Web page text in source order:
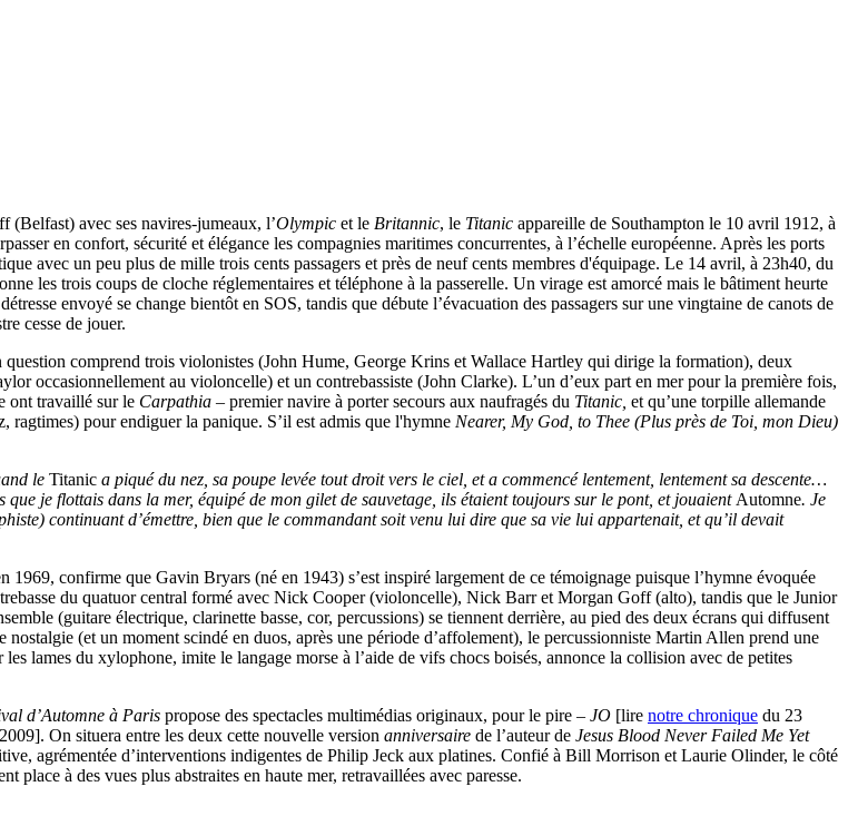
(Belfast) avec ses navires-jumeaux, l’Olympic et le Britannic, le Titanic appareille de Southampton le 10 avril 1912, à
en confort, sécurité et élégance les compagnies maritimes concurrentes, à l’échelle européenne. Après les ports
avec un peu plus de mille trois cents passagers et près de neuf cents membres d'équipage. Le 14 avril, à 23h40, du
les trois coups de cloche réglementaires et téléphone à la passerelle. Un virage est amorcé mais le bâtiment heurte
envoyé se change bientôt en SOS, tandis que débute l’évacuation des passagers sur une vingtaine de canots de
cesse de jouer.
comprend trois violonistes (John Hume, George Krins et Wallace Hartley qui dirige la formation), deux
occasionnellement au violoncelle) et un contrebassiste (John Clarke). L’un d’eux part en mer pour la première fois,
ont travaillé sur le Carpathia – premier navire à porter secours aux naufragés du Titanic, et qu’une torpille allemande
ragtimes) pour endiguer la panique. S’il est admis que l'hymne Nearer, My God, to Thee (Plus près de Toi, mon Dieu)
le Titanic a piqué du nez, sa poupe levée tout droit vers le ciel, et a commencé lentement, lentement sa descente…
je flottais dans la mer, équipé de mon gilet de sauvetage, ils étaient toujours sur le pont, et jouaient Automne. Je
continuant d’émettre, bien que le commandant soit venu lui dire que sa vie lui appartenait, et qu’il devait
1969, confirme que Gavin Bryars (né en 1943) s’est inspiré largement de ce témoignage puisque l’hymne évoquée
du quatuor central formé avec Nick Cooper (violoncelle), Nick Barr et Morgan Goff (alto), tandis que le Junior
(guitare électrique, clarinette basse, cor, percussions) se tiennent derrière, au pied des deux écrans qui diffusent
(et un moment scindé en duos, après une période d’affolement), le percussionniste Martin Allen prend une
les lames du xylophone, imite le langage morse à l’aide de vifs chocs boisés, annonce la collision avec de petites
d’Automne à Paris propose des spectacles multimédias originaux, pour le pire – JO [lire notre chronique du 23
On situera entre les deux cette nouvelle version anniversaire de l’auteur de Jesus Blood Never Failed Me Yet
agrémentée d’interventions indigentes de Philip Jeck aux platines. Confié à Bill Morrison et Laurie Olinder, le côté
place à des vues plus abstraites en haute mer, retravaillées avec paresse.